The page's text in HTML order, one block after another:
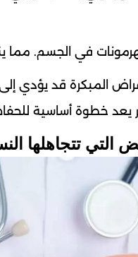
في الجسم. مما
المبكرة قد
يعد خطوة أساسية
تتجاهلها